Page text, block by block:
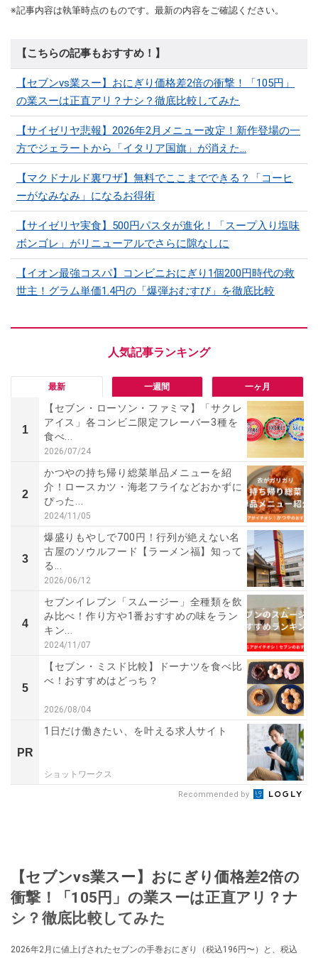
※記事内容は執筆時点のものです。最新の内容をご確認ください。
【こちらの記事もおすすめ！】
【セブンvs業スー】おにぎり価格差2倍の衝撃！「105円」
の業スーは正直アリ？ナシ？徹底比較してみた
【サイゼリヤ悲報】2026年2月メニュー改定！新作登場の一
方でジェラートから「イタリア国旗」が消えた…
【マクドナルド裏ワザ】無料でここまでできる？「コーヒ
ーがなみなみ」になるお得術
【サイゼリヤ実食】500円パスタが進化！「スープ入り塩味
ボンゴレ」がリニューアルでさらに隙なしに
【イオン最強コスパ】コンビニおにぎり1個200円時代の救
世主！グラム単価1.4円の「爆弾おむすび」を徹底比較
最新 一週間 一ヶ月
1
【セブン・ローソン・ファミマ】「サクレ
アイス」各コンビニ限定フレーバー3種を
食べ...
2026/07/24
2
かつやの持ち帰り総菜単品メニューを紹
介！ロースカツ・海老フライなどおかずに
ぴった...
2024/11/05
3
爆盛りもやしで700円！行列が絶えない名
古屋のソウルフード【ラーメン福】知って
る...
2026/06/12
4
セブンイレブン「スムージー」全種類を飲
み比べ！作り方や1番おすすめの味をラン
キン...
2024/11/07
5
【セブン・ミスド比較】ドーナツを食べ比
べ！おすすめはどっち？
2026/08/04
PR
1日だけ働きたい、を叶える求人サイト
ショットワークス
Recommended by
【セブンvs業スー】おにぎり価格差2倍の
衝撃！「105円」の業スーは正直アリ？ナ
シ？徹底比較してみた
2026年2月に値上げされたセブンの手巻おにぎり（税込196円〜）と、税込